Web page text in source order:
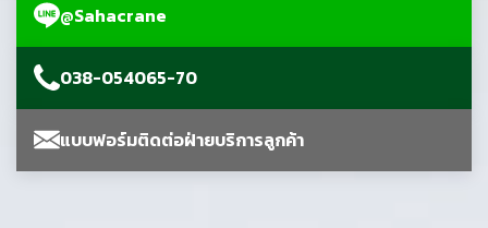
@Sahacrane
038-054065-70
แบบฟอร์มติดต่อฝ่ายบริการลูกค้า